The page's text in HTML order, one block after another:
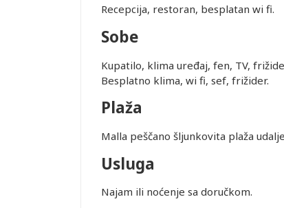
Recepcija, restoran, besplatan wi fi.
Sobe
Kupatilo, klima uređaj, fen, TV,
Besplatno klima, wi fi, sef, frižider.
Plaža
Malla peščano šljunkovita plaža
Usluga
Najam ili noćenje sa doručkom.